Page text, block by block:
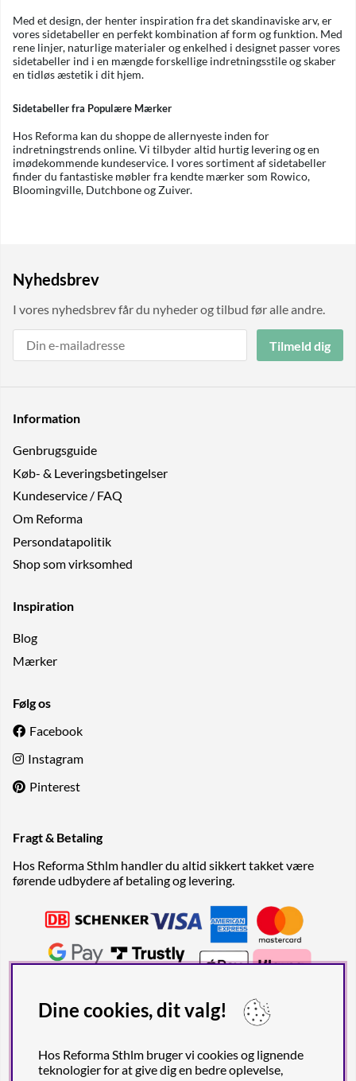
Med et design, der henter inspiration fra det skandinaviske arv, er
vores sidetabeller en perfekt kombination af form og funktion. Med
rene linjer, naturlige materialer og enkelhed i designet passer vores
sidetabeller ind i en mængde forskellige indretningsstile og skaber
en tidløs æstetik i dit hjem.
Sidetabeller fra Populære Mærker
Hos Reforma kan du shoppe de allernyeste inden for
indretningstrends online. Vi tilbyder altid hurtig levering og en
imødekommende kundeservice. I vores sortiment af sidetabeller
finder du fantastiske møbler fra kendte mærker som Rowico,
Bloomingville, Dutchbone og Zuiver.
Nyhedsbrev
I vores nyhedsbrev får du nyheder og tilbud før alle andre.
Tilmeld dig
Information
Genbrugs­guide
Køb- & Leveringsbetingelser
Kundeservice / FAQ
Om Reforma
Persondatapolitik
Shop som virksomhed
Inspiration
Blog
Mærker
Følg os
Facebook
Instagram
Pinterest
Fragt & Betaling
Hos Reforma Sthlm handler du altid sikkert takket være
førende udbydere af betaling og levering.
Dine cookies, dit valg!
Hos Reforma Sthlm bruger vi cookies og lignende
teknologier for at give dig en bedre oplevelse,